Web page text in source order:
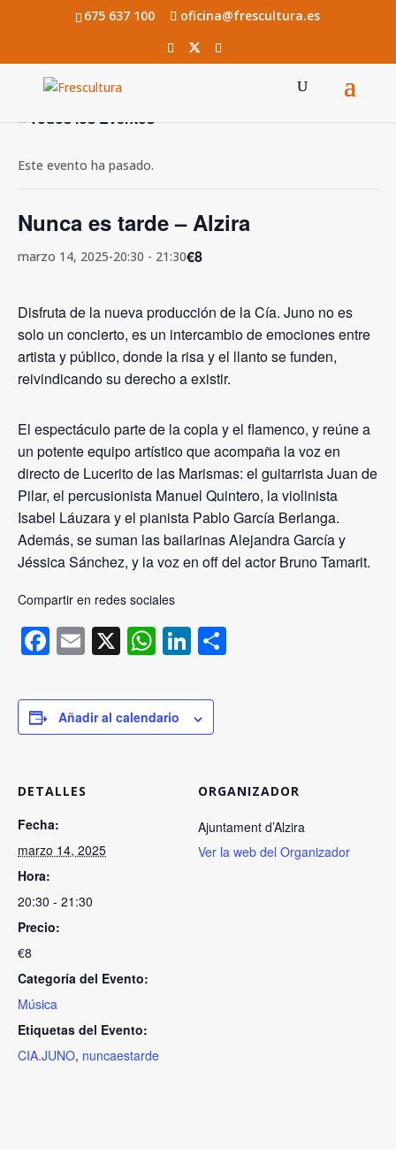
675 637 100 oficina@frescultura.es
« Todos los Eventos
Este evento ha pasado.
Nunca es tarde – Alzira
marzo 14, 2025-20:30 - 21:30€8
Disfruta de la nueva producción de la Cía. Juno no es
solo un concierto, es un intercambio de emociones entre
artista y público, donde la risa y el llanto se funden,
reivindicando su derecho a existir.
El espectáculo parte de la copla y el flamenco, y reúne a
un potente equipo artístico que acompaña la voz en
directo de Lucerito de las Marismas: el guitarrista Juan de
Pilar, el percusionista Manuel Quintero, la violinista
Isabel Láuzara y el pianista Pablo García Berlanga.
Además, se suman las bailarinas Alejandra García y
Jéssica Sánchez, y la voz en off del actor Bruno Tamarit.
Compartir en redes sociales
Facebook
Email
X WhatsApp
LinkedIn
Añadir al calendario
DETALLES
Fecha:
marzo 14, 2025
Hora:
20:30 - 21:30
Precio:
€8
Categoría del Evento:
Música
Etiquetas del Evento:
CIA.JUNO, nuncaestarde
ORGANIZADOR
Ajuntament d’Alzira
Ver la web del Organizador